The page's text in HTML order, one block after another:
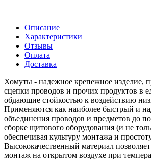
Описание
Характеристики
Отзывы
Оплата
Доставка
Хомуты - надежное крепежное изделие,
сцепки проводов и прочих продуктов в
обдающие стойкостью к воздействию
Применяются как наиболее быстрый и
объединения проводов и предметов до
сборке щитового оборудования (и не
обеспечивая культуру монтажа и
Высококачественный материал
монтаж на открытом воздухе при